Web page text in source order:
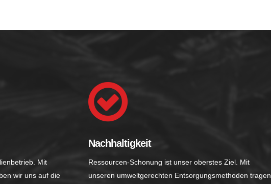
Mit
wir uns auf die
Nachhaltigkeit
Ressourcen-Schonung ist unser oberstes Ziel. Mit
unseren umweltgerechten Entsorgungsmethoden tragen